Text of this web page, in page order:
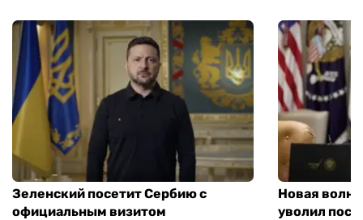
Зеленский посетит Сербию с
официальным визитом
Новая
уволил